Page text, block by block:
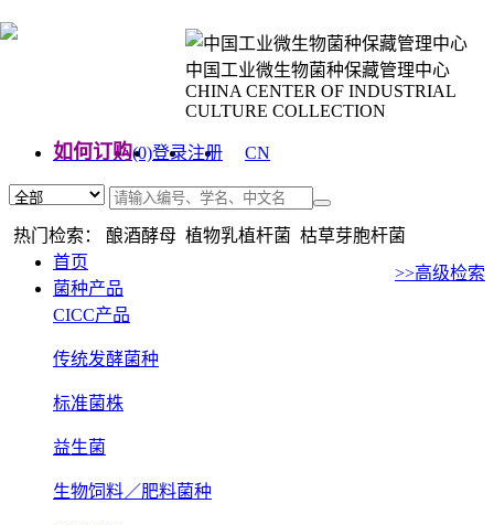
中国工业微生物菌种保藏管理中心
CHINA CENTER OF INDUSTRIAL
CULTURE COLLECTION
如何订购(0)登录注册
CN
热门检索： 酿酒酵母 植物乳植杆菌 枯草芽胞杆菌
>>高级检索
首页
菌种产品
CICC产品
传统发酵菌种
标准菌株
益生菌
生物饲料／肥料菌种